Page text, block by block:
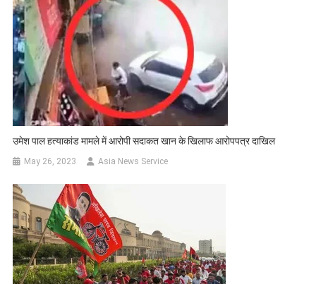
उमेश पाल हत्याकांड मामले में आरोपी सदाकत खान के खिलाफ आरोपपत्र दाखिल
May 26, 2023 Asia News Service